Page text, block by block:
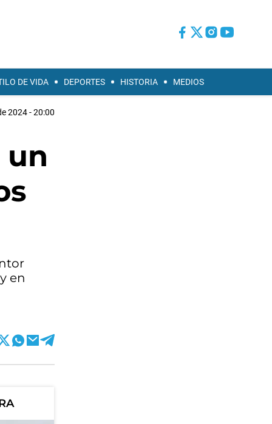
DE VIDA DEPORTES HISTORIA MEDIOS
2024 - 20:00
un
en